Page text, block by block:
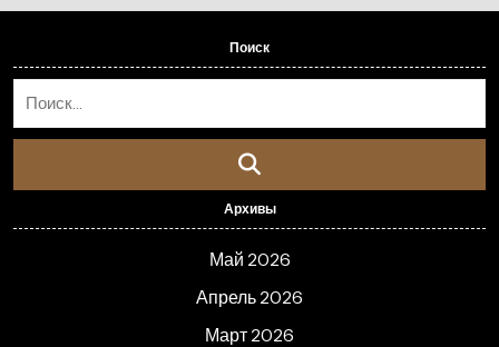
Поиск
Архивы
Май 2026
Апрель 2026
Март 2026